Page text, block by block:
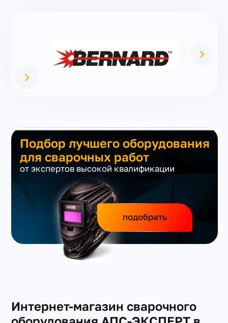
Подбор лучшего оборудования
для сварочных работ
от экспертов высокой квалификации
подобрать
Интернет-магазин сварочного